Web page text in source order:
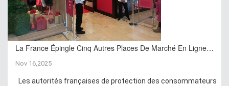
La France Épingle Cinq Autres Places De Marché En Ligne…
Nov 16,2025
Les autorités françaises de protection des consommateurs